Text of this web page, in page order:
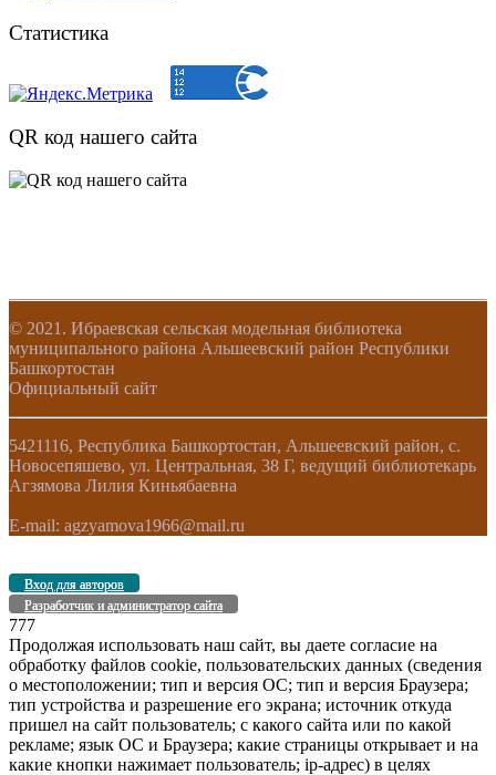
Статистика
QR код нашего сайта
© 2021. Ибраевская сельская модельная библиотека
муниципального района Альшеевский район Республики
Башкортостан
Официальный сайт
5421116, Республика Башкортостан, Альшеевский район, с.
Новосепяшево, ул. Центральная, 38 Г, ведущий библиотекарь
Агзямова Лилия Киньябаевна
E-mail: agzyamova1966@mail.ru
Вход для авторов
Разработчик и администратор сайта
777
Продолжая использовать наш сайт, вы даете согласие на
обработку файлов cookie, пользовательских данных (сведения
о местоположении; тип и версия ОС; тип и версия Браузера;
тип устройства и разрешение его экрана; источник откуда
пришел на сайт пользователь; с какого сайта или по какой
рекламе; язык ОС и Браузера; какие страницы открывает и на
какие кнопки нажимает пользователь; ip-адрес) в целях